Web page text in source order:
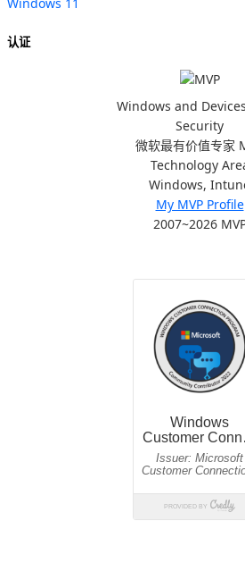
认证
Windows and
Security
微软最有价值专家
Technology
Windows,
My MVP Profile
2007~2026